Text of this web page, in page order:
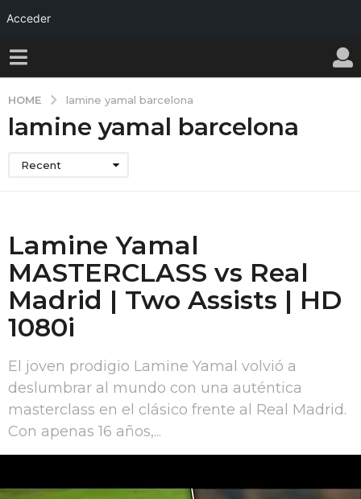
Acceder
HOME lamine yamal barcelona
lamine yamal barcelona
Recent
Lamine Yamal
MASTERCLASS vs Real
Madrid | Two Assists | HD
1080i
El joven prodigio Lamine Yamal volvió a
deslumbrar al mundo con una auténtica
masterclass en el clásico frente al Real Madrid.
Con apenas 16 años,...